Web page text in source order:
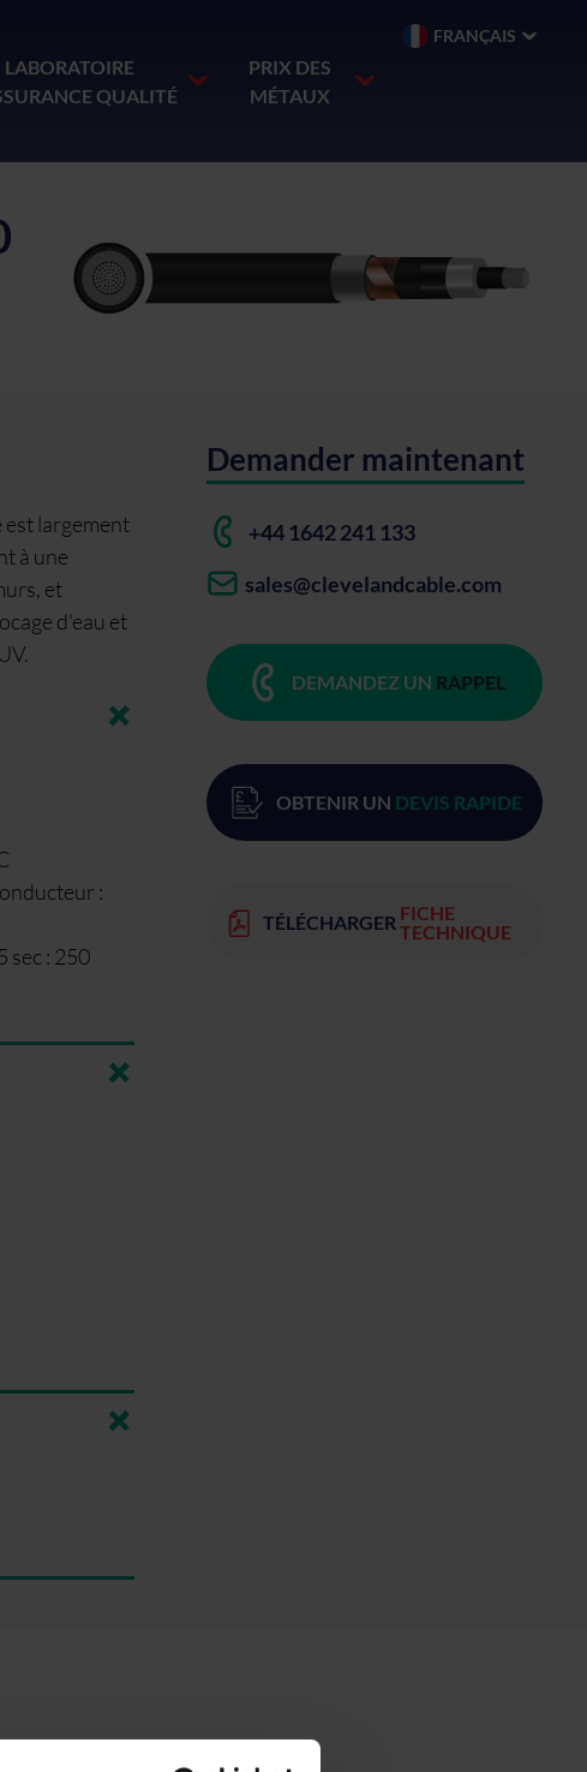
LABORATOIRE
QUALITÉ
PRIX ​​​​DES
MÉTAUX
FRANÇAIS
Demander maintenant
+44 1642 241 133
sales@clevelandcable.com
DEMANDEZ UN RAPPEL
OBTENIR UN DEVIS RAPIDE
TÉLÉCHARGERFICHE
TECHNIQUE
largement
à une
et
d'eau et
:
sec : 250